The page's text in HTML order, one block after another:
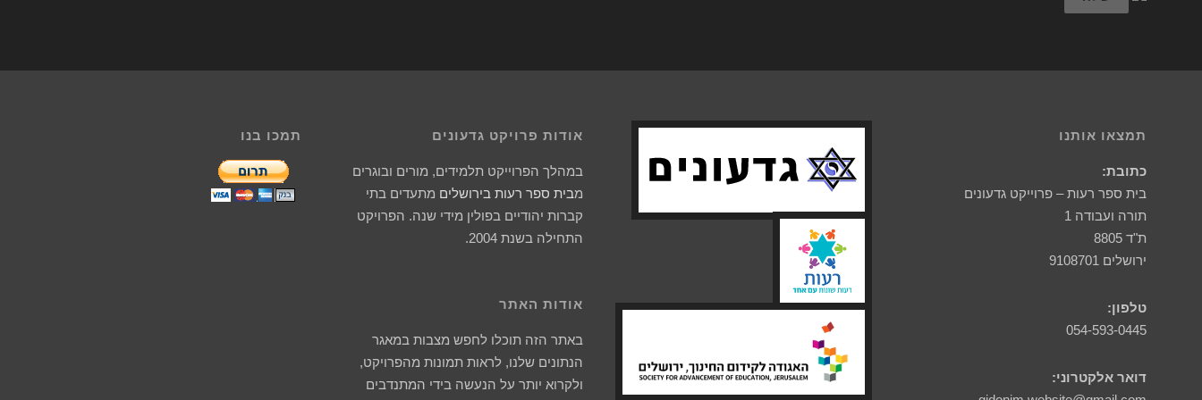
תמצאו אותנו
כתובת:
בית ספר רעות – פרוייקט גדעונים
תורה ועבודה 1
ת"ד 8805
ירושלים 9108701
טלפון:
054-593-0445
דואר אלקטרוני:
אודות פרויקט גדעונים
במהלך הפרוייקט תלמידים, מורים ובוגרים
מבית ספר רעות בירושלים מתעדים בתי
קברות יהודיים בפולין מידי שנה. הפרויקט
התחילה בשנת 2004.
אודות האתר
באתר הזה תוכלו לחפש מצבות במאגר
הנתונים שלנו, לראות תמונות מהפרויקט,
ולקרוא יותר על הנעשה בידי המתנדבים
תמכו בנו